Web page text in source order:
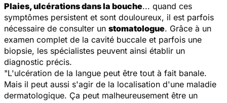
Plaies, ulcérations dans la bouche... quand ces
symptômes persistent et sont douloureux, il est parfois
nécessaire de consulter un stomatologue. Grâce à un
examen complet de la cavité buccale et parfois une
biopsie, les spécialistes peuvent ainsi établir un
diagnostic précis.
"L'ulcération de la langue peut être tout à fait banale.
Mais il peut aussi s'agir de la localisation d'une maladie
dermatologique. Ça peut malheureusement être un